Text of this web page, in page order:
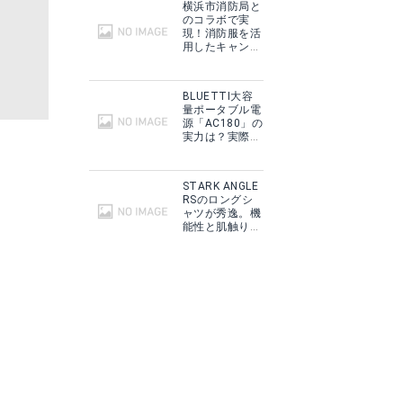
横浜市消防局と
のコラボで実
現！消防服を活
用したキャンプ
BLUETTI大容
量ポータブル電
源「AC180」の
実力は？実際に
STARK ANGLE
RSのロングシ
ャツが秀逸。機
能性と肌触りに